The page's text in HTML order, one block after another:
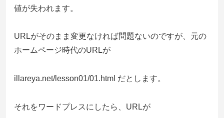
値が失われます。
URLがそのまま変更なければ問題ないのですが、元の
ホームページ時代のURLが
illareya.net/lesson01/01.html だとします。
それをワードプレスにしたら、URLが